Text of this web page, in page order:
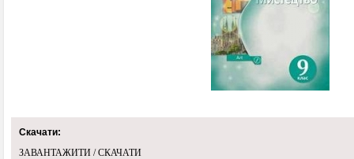
Скачати:
ЗАВАНТАЖИТИ / СКАЧАТИ